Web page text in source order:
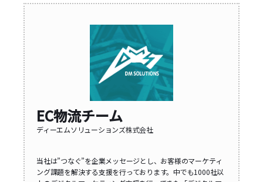
EC物流チーム
ディーエムソリューションズ株式会社
当社は”つなぐ”を企業メッセージとし、お客様のマーケティ
ング課題を解決する支援を行っております。中でも1000社以